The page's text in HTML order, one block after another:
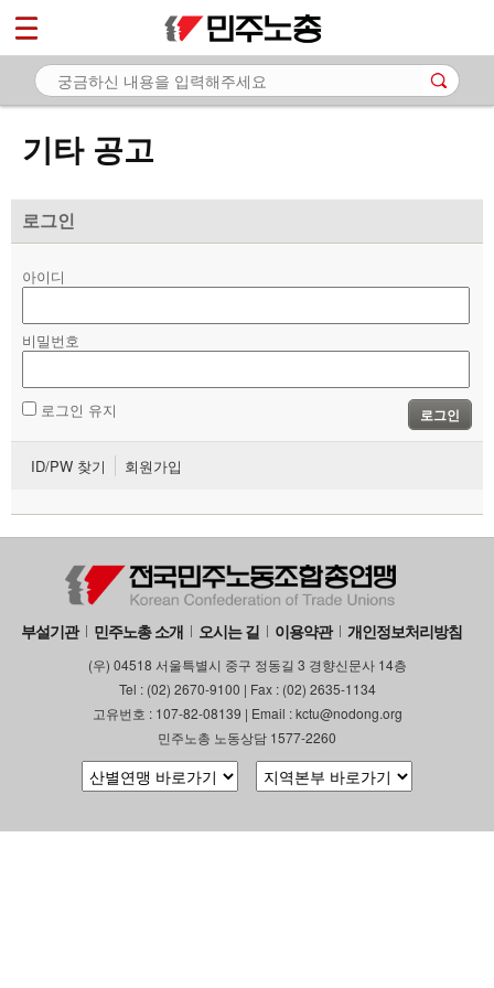
기타 공고
로그인
아이디
비밀번호
로그인 유지 로그인
ID/PW 찾기 회원가입
부설기관 민주노총 소개 오시는 길 이용약관 개인정보처리방침
(우) 04518 서울특별시 중구 정동길 3 경향신문사 14층
Tel : (02) 2670-9100 | Fax : (02) 2635-1134
고유번호 : 107-82-08139 | Email : kctu@nodong.org
민주노총 노동상담 1577-2260
마이페이지
소개
- 공지사항
- 성명·보도
자료
부설기관
업무